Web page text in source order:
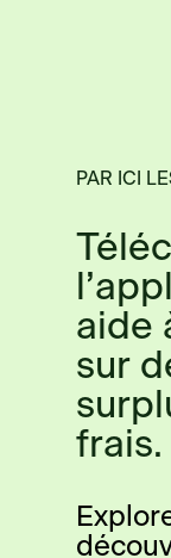
PAR ICI
aide
sur
frais.